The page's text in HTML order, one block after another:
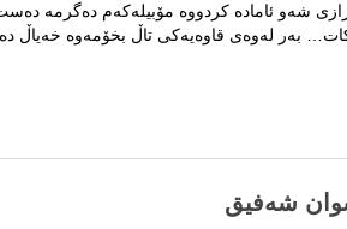
شەو ئامادە کردووە مۆبیلەکەم دەگرمە
بەر لەوەی قاوەیەکی تاڵ بخۆمەوە خەیاڵ